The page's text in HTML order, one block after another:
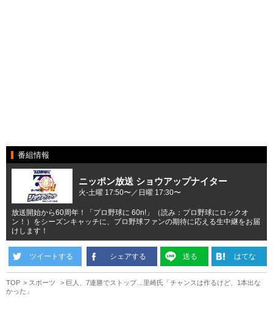
番組情報
ニッポン放送 ショウアップナイター
火-土曜 17:50〜／日曜 17:30〜
放送開始から60周年！「プロ野球に 60n!」（読み：プロ野球にロックオ
ン！）をシーズンキャッチに、プロ野球ファンの期待に応える生中継をお届
けします！
ツイートする シェアする 送る はてな
TOP スポーツ
巨人、7連勝でストップ…里崎氏「チャンスは作るけど、1本出な
かった」